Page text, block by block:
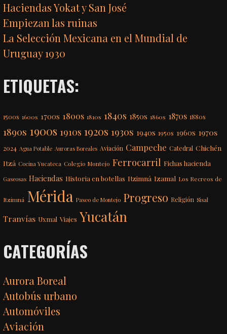
Haciendas Yokat y San José
Empiezan las ruinas
La Selección Mexicana en el Mundial de
Uruguay 1930
ETIQUETAS:
1500s 1600s 1700s 1800s 1810s 1840s 1850s 1860s 1870s 1880s
1890s 1900s 1910s 1920s 1930s 1940s 1950s 1960s 1970s
2024 Agua Potable Auroras Boreales Aviación Campeche Catedral Chichén
Itzá Cocina Yucateca Colegio Montejo Ferrocarril Fichas hacienda
Gaseosas Haciendas Historia en botellas Itzimná Izamal Los Recreos de
Itzimná Mérida Paseo de Montejo Progreso Religión Sisal
Tranvías Uxmal Viajes Yucatán
CATEGORÍAS
Aurora Boreal
Autobús urbano
Automóviles
Aviación